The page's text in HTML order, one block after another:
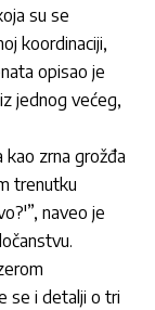
su se
koordinaciji,
opisao je
jednog većeg,
kao zrna grožđa
trenutku
naveo je
se i detalji o tri